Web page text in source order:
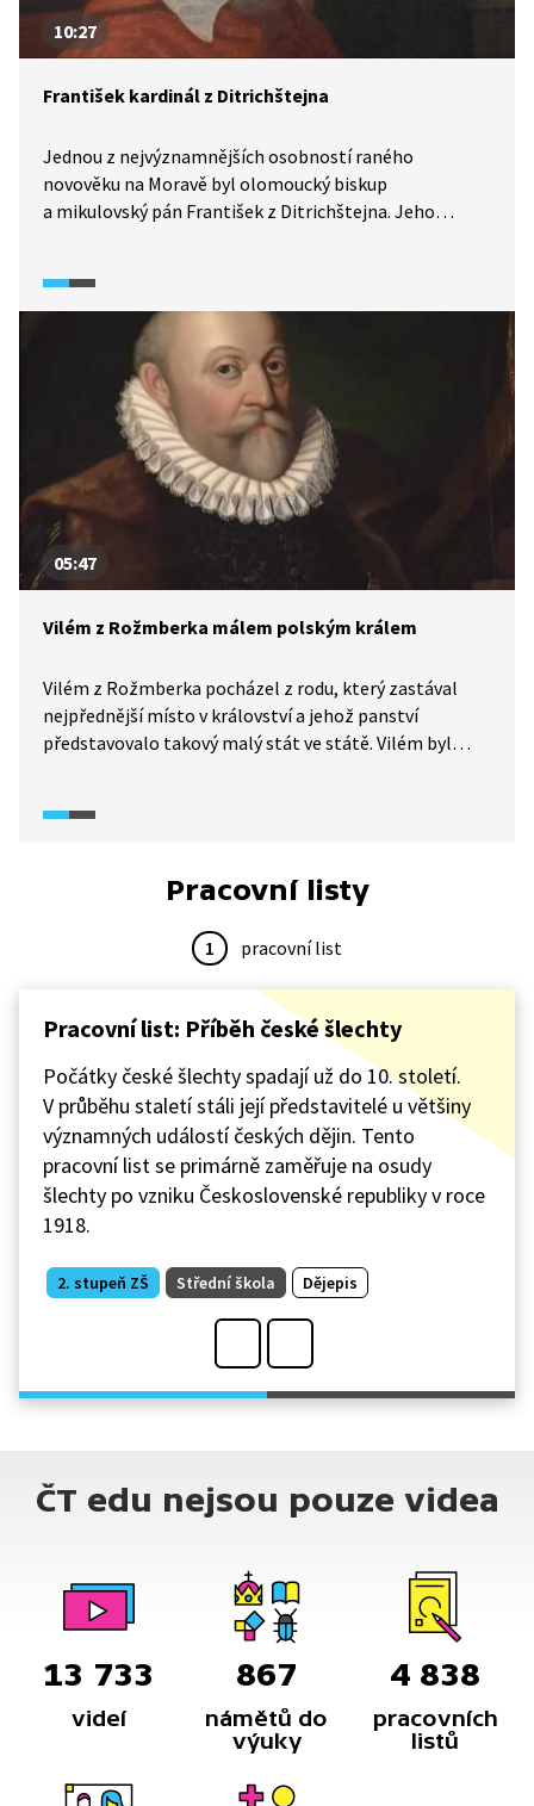
10:27
František kardinál z Ditrichštejna
Jednou z nejvýznamnějších osobností raného
novověku na Moravě byl olomoucký biskup
a mikulovský pán František z Ditrichštejna. Jeho
na Moravě. Významná byla i jeho role při stavovském
povstání i při tvorbě Obnoveného zřízení zemského.
05:47
Vilém z Rožmberka málem polským králem
Vilém z Rožmberka pocházel z rodu, který zastával
nejpřednější místo v království a jehož panství
představovalo takový malý stát ve státě. Vilém byl
uvažovala jako o jednom z kandidátů na uvolněný
stála v podstatě celé rodové jmění, a proto raději
zůstal bohatým šlechticem než chudým králem.
Pracovní listy
1 pracovní list
Pracovní list: Příběh české šlechty
Počátky české šlechty spadají už do 10. století.
V průběhu staletí stáli její představitelé u většiny
významných událostí českých dějin. Tento
pracovní list se primárně zaměřuje na osudy
šlechty po vzniku Československé republiky v roce
1918.
2. stupeň ZŠ Střední škola Dějepis
ČT edu nejsou pouze videa
13 733
videí
867
námětů do
výuky
4 838
pracovních
listů